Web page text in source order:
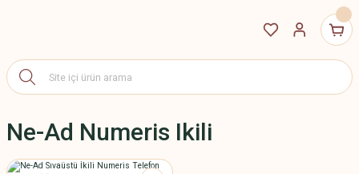
Ne-Ad Numeris Ikili